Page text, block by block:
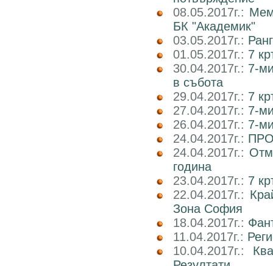
08.05.2017г.:
БК "Академик"
03.05.2017г.:
01.05.2017г.: 7
30.04.2017г.: 7-
в събота
29.04.2017г.: 7
27.04.2017г.: 7-
26.04.2017г.: 7-
24.04.2017г.:
24.04.2017г.:
година
23.04.2017г.: 7
22.04.2017г.:
Зона София
18.04.2017г.:
11.04.2017г.:
10.04.2017г.: